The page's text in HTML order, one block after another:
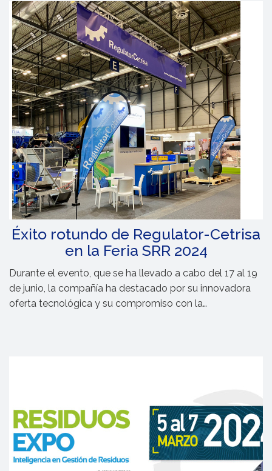
Éxito rotundo de Regulator-Cetrisa
en la Feria SRR 2024
Durante el evento, que se ha llevado a cabo del 17 al 19
de junio, la compañía ha destacado por su innovadora
oferta tecnológica y su compromiso con la